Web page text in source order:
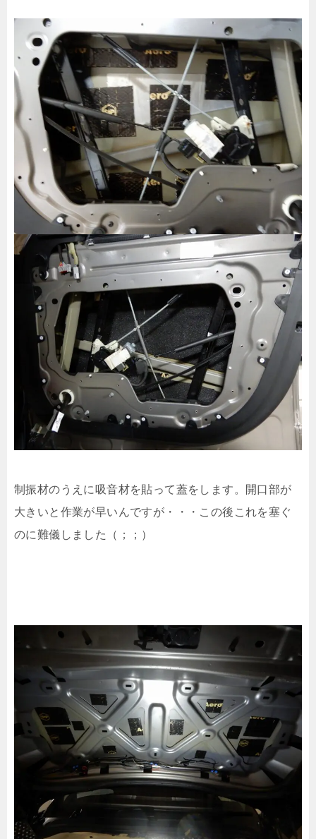
制振材のうえに吸音材を貼って蓋をします。開口部が
大きいと作業が早いんですが・・・この後これを塞ぐ
のに難儀しました（；；）